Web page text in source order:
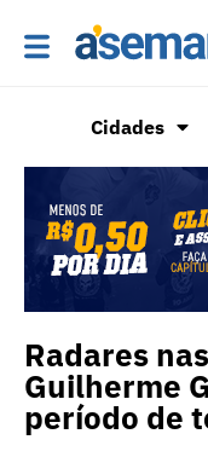
Cidades
Radares
Guilherme
período de